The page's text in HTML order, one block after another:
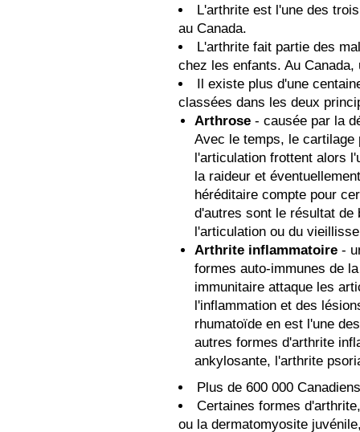
L'arthrite est l'une des
au Canada.
L'arthrite fait partie des
chez les enfants. Au
Il existe plus d'une
classées dans les deux
Arthrose - causée par la
Avec le temps, le cartilage
l'articulation frottent alors
la raideur et
héréditaire compte pour
d'autres sont le résultat
l'articulation ou du
Arthrite inflammatoire -
formes auto-immunes de
immunitaire attaque les
l'inflammation et des
rhumatoïde en est l'une
autres formes d'arthrite
ankylosante, l'arthrite
Plus de 600 000
Certaines formes
ou la dermatomyosite